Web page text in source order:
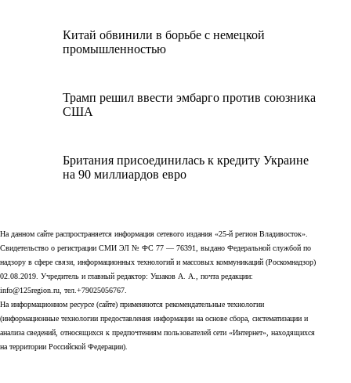
Китай обвинили в борьбе с немецкой
промышленностью
Трамп решил ввести эмбарго против союзника
США
Британия присоединилась к кредиту Украине
на 90 миллиардов евро
На данном сайте распространяется информация сетевого издания «25-й регион Владивосток».
Свидетельство о регистрации СМИ ЭЛ № ФС 77 — 76391, выдано Федеральной службой по
надзору в сфере связи, информационных технологий и массовых коммуникаций (Роскомнадзор)
02.08.2019. Учредитель и главный редактор: Ушаков А. А., почта редакции:
info@125region.ru, тел.+79025056767.
На информационном ресурсе (сайте) применяются рекомендательные технологии
(информационные технологии предоставления информации на основе сбора, систематизации и
анализа сведений, относящихся к предпочтениям пользователей сети «Интернет», находящихся
на территории Российской Федерации).